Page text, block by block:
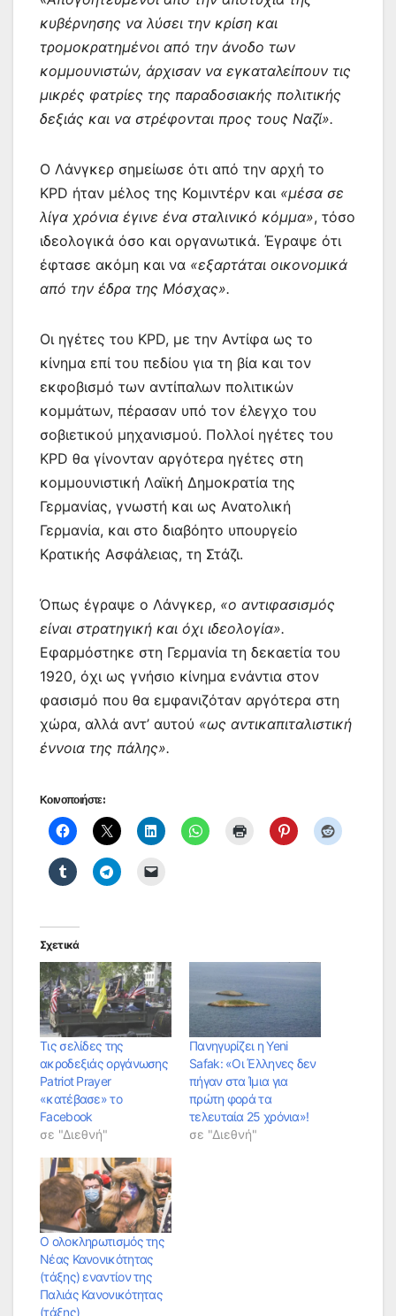
κυβέρνησης να λύσει την κρίση και
τρομοκρατημένοι από την άνοδο των
κομμουνιστών, άρχισαν να εγκαταλείπουν τις
μικρές φατρίες της παραδοσιακής πολιτικής
δεξιάς και να στρέφονται προς τους Ναζί».
Ο Λάνγκερ σημείωσε ότι από την αρχή το
KPD ήταν μέλος της Κομιντέρν και «μέσα σε
λίγα χρόνια έγινε ένα σταλινικό κόμμα», τόσο
ιδεολογικά όσο και οργανωτικά. Έγραψε ότι
έφτασε ακόμη και να «εξαρτάται οικονομικά
από την έδρα της Μόσχας».
Οι ηγέτες του KPD, με την Αντίφα ως το
κίνημα επί του πεδίου για τη βία και τον
εκφοβισμό των αντίπαλων πολιτικών
κομμάτων, πέρασαν υπό τον έλεγχο του
σοβιετικού μηχανισμού. Πολλοί ηγέτες του
KPD θα γίνονταν αργότερα ηγέτες στη
κομμουνιστική Λαϊκή Δημοκρατία της
Γερμανίας, γνωστή και ως Ανατολική
Γερμανία, και στο διαβόητο υπουργείο
Κρατικής Ασφάλειας, τη Στάζι.
Όπως έγραψε ο Λάνγκερ, «ο αντιφασισμός
είναι στρατηγική και όχι ιδεολογία».
Εφαρμόστηκε στη Γερμανία τη δεκαετία του
1920, όχι ως γνήσιο κίνημα ενάντια στον
φασισμό που θα εμφανιζόταν αργότερα στη
χώρα, αλλά αντ’ αυτού «ως αντικαπιταλιστική
έννοια της πάλης».
Κοινοποιήστε:
Σχετικά
Τις σελίδες της
ακροδεξιάς οργάνωσης
Patriot Prayer
«κατέβασε» το
Facebook
σε "Διεθνή"
Πανηγυρίζει η Yeni
Safak: «Οι Έλληνες δεν
πήγαν στα Ίμια για
πρώτη φορά τα
τελευταία 25 χρόνια»!
σε "Διεθνή"
Ο ολοκληρωτισμός της
Νέας Κανονικότητας
(τάξης) εναντίον της
Παλιάς Κανονικότητας
(τάξης)